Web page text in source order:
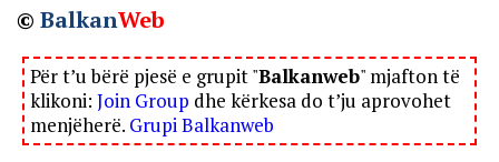
© BalkanWeb
Për t’u bërë pjesë e grupit "Balkanweb" mjafton të
klikoni: Join Group dhe kërkesa do t’ju aprovohet
menjëherë. Grupi Balkanweb